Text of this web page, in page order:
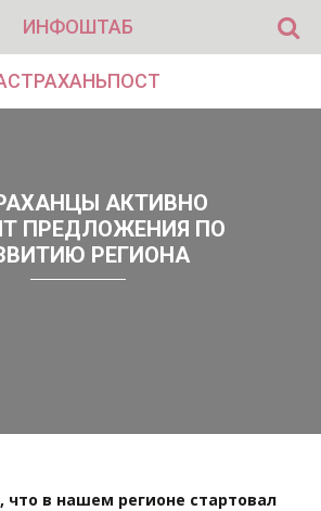
ИНФОШТАБ
АКТИВНО
ПРЕДЛОЖЕНИЯ ПО
РЕГИОНА
что в нашем регионе стартовал